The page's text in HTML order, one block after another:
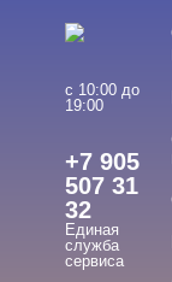
с 10:00 до
19:00
+7 905
507 31
32
Единая
служба
сервиса